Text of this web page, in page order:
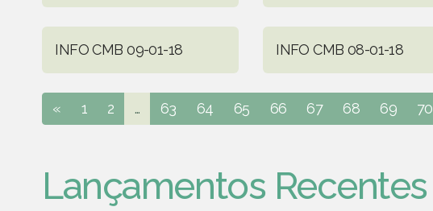
INFO CMB 09-01-18 INFO CMB 08-01-18
« 1 2 ... 63 64 65 66 67 68 69 70
Lançamentos Recentes